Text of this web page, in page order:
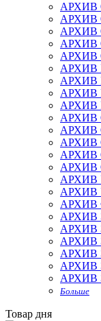
АРХИВ
АРХИВ
АРХИВ
АРХИВ
АРХИВ
АРХИВ
АРХИВ
АРХИВ
АРХИВ
АРХИВ
АРХИВ
АРХИВ
АРХИВ
АРХИВ
АРХИВ
АРХИВ
АРХИВ
АРХИВ
АРХИВ
АРХИВ
АРХИВ
АРХИВ
АРХИВ
Больше
Товар дня